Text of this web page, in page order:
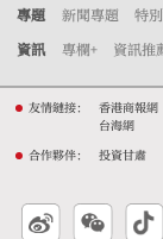
專題 新聞專題 特
資訊 專欄+ 資訊推
友情鏈接： 香港商報網
台海網
合作夥伴： 投資甘肅